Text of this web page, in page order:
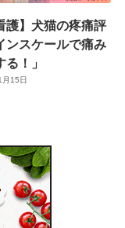
護】犬猫の疼痛評
ンスケールで痛み
！」
15日